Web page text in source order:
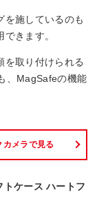
を施しているのも
きます。
を取り付けられる
、MagSafeの機能
カメラで見る
ケース ハートフ